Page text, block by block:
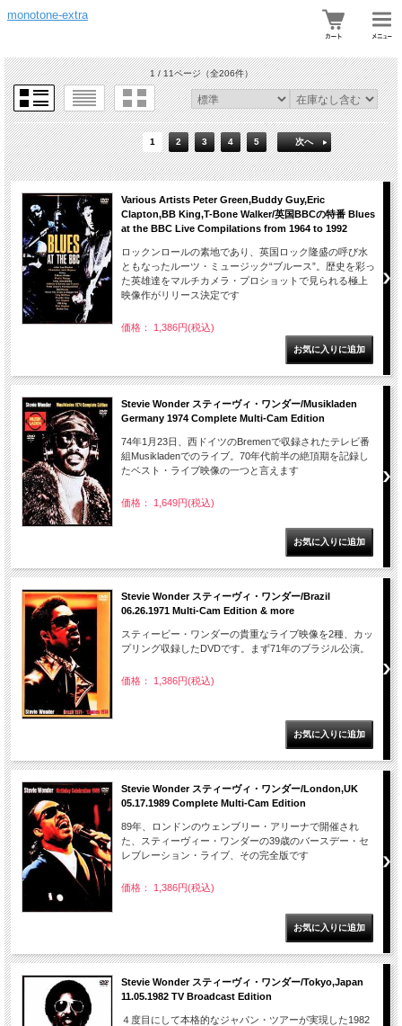
monotone-extra
1 / 11ページ（全206件）
1 2 3 4 5 次へ
Various Artists Peter Green,Buddy Guy,Eric
Clapton,BB King,T-Bone Walker/英国BBCの特番 Blues
at the BBC Live Compilations from 1964 to 1992
ロックンロールの素地であり、英国ロック隆盛の呼び水
ともなったルーツ・ミュージック“ブルース”。歴史を彩っ
た英雄達をマルチカメラ・プロショットで見られる極上
映像作がリリース決定です
価格： 1,386円(税込)
Stevie Wonder スティーヴィ・ワンダー/Musikladen
Germany 1974 Complete Multi-Cam Edition
74年1月23日、西ドイツのBremenで収録されたテレビ番
組Musikladenでのライブ。70年代前半の絶頂期を記録し
たベスト・ライブ映像の一つと言えます
価格： 1,649円(税込)
Stevie Wonder スティーヴィ・ワンダー/Brazil
06.26.1971 Multi-Cam Edition & more
スティービー・ワンダーの貴重なライブ映像を2種、カッ
プリング収録したDVDです。まず71年のブラジル公演。
価格： 1,386円(税込)
Stevie Wonder スティーヴィ・ワンダー/London,UK
05.17.1989 Complete Multi-Cam Edition
89年、ロンドンのウェンブリー・アリーナで開催され
た、スティーヴィー・ワンダーの39歳のバースデー・セ
レブレーション・ライブ、その完全版です
価格： 1,386円(税込)
Stevie Wonder スティーヴィ・ワンダー/Tokyo,Japan
11.05.1982 TV Broadcast Edition
４度目にして本格的なジャパン・ツアーが実現した1982